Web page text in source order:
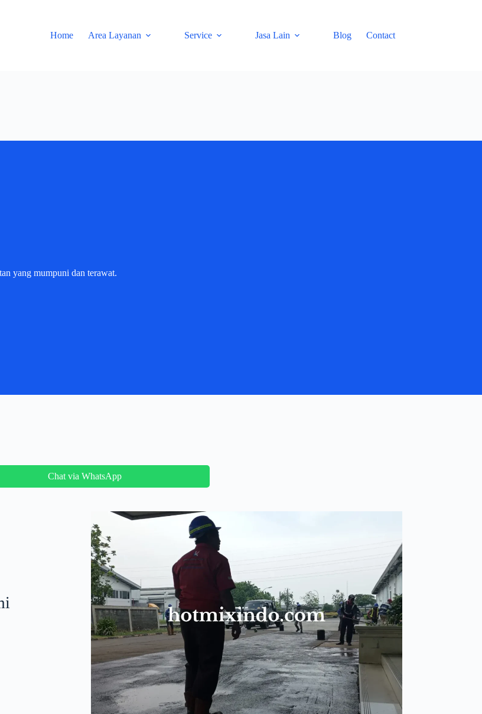
Home
Area Layanan Service Jasa Lain Blog Contact
yang mumpuni dan terawat.
Chat via WhatsApp